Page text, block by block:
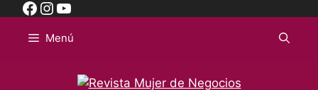
Saltar
contenido
Facebook
Instagram
YouTube
Menú